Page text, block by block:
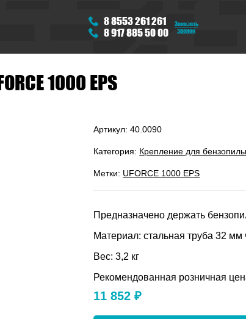
8 8553 261 261
8 917 885 50 00
Заказать
звонок
1000 EPS
Артикул:40.0090
Категория: Крепление для
Метки: UFORCE 1000 EPS
Предназначено держать
Материал: стальная труба 32
Вес: 3,2 кг
Рекомендованная розничная
11 852 ₽